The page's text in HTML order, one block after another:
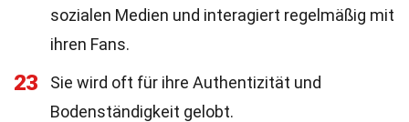
sozialen Medien und interagiert regelmäßig mit
ihren Fans.
23
Sie wird oft für ihre Authentizität und
Bodenständigkeit gelobt.